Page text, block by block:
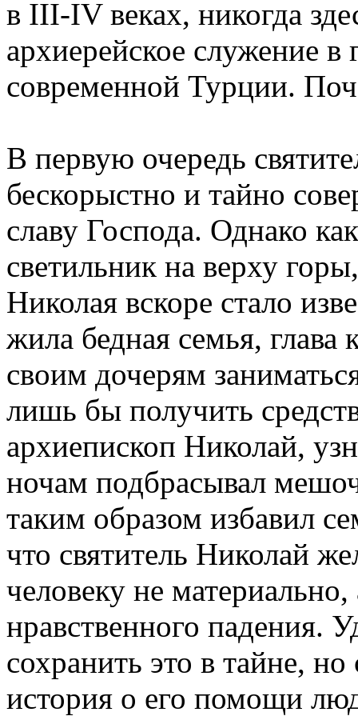
в III-IV веках, никогда
архиерейское служение
современной Турции.
В первую очередь
бескорыстно и тайно
славу Господа. Однако
светильник на верху
Николая вскоре стало
жила бедная семья, глава
своим дочерям
лишь бы получить
архиепископ Николай,
ночам подбрасывал
таким образом избавил
что святитель Николай
человеку не
нравственного падения.
сохранить это в тайне, но
история о его помощи